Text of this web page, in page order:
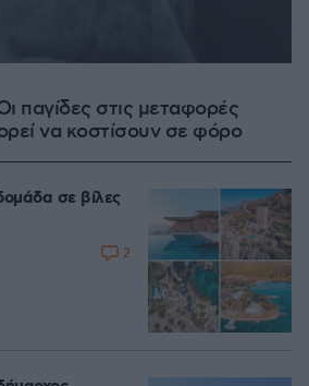
παγίδες στις μεταφορές
να κοστίσουν σε φόρο
σε βίλες
2